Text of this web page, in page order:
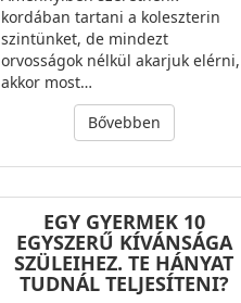
kordában tartani a koleszterin
szintünket, de mindezt
orvosságok nélkül akarjuk elérni,
akkor most…
Bővebben
EGY GYERMEK 10
EGYSZERŰ KÍVÁNSÁGA
SZÜLEIHEZ. TE HÁNYAT
TUDNÁL TELJESÍTENI?